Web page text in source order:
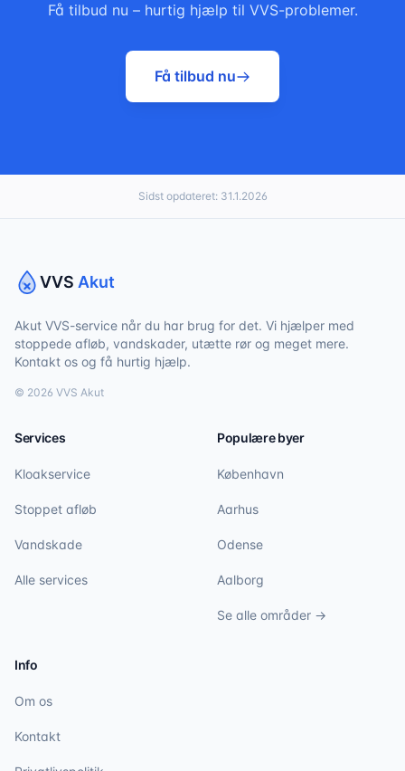
Få tilbud nu – hurtig hjælp til VVS-problemer.
Få tilbud nu
Sidst opdateret: 31.1.2026
VVS Akut
Akut VVS-service når du har brug for det. Vi hjælper med
stoppede afløb, vandskader, utætte rør og meget mere.
Kontakt os og få hurtig hjælp.
© 2026 VVS Akut
Services
Kloakservice
Stoppet afløb
Vandskade
Alle services
Populære byer
København
Aarhus
Odense
Aalborg
Se alle områder →
Info
Om os
Kontakt